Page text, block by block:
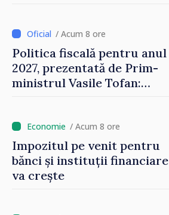
/ Acum 8 ore
Politica fiscală pentru anul
2027, prezentată de Prim-
ministrul Vasile Tofan:
taxare mai echitabilă
/ Acum 8 ore
Impozitul pe venit pentru
bănci și instituții financiare
va crește